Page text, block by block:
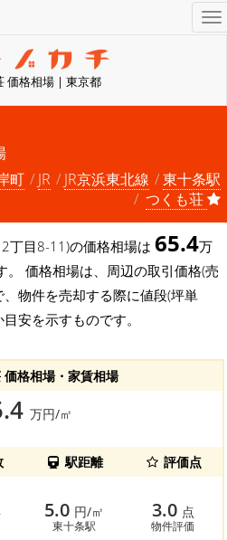
価格相場 | 東京都
町 JR JR京浜東北線
東十条駅
つくも荘
丁目8-11)の価格相場は 65.4万
価格相場は、周辺の取引価格(売
物件を売却する際に値段(坪単
安を示すものです。
価格相場・家賃相場
万円/㎡
駅距離 評価点
5.0 円/㎡
東十条駅
3.0 点
物件評価